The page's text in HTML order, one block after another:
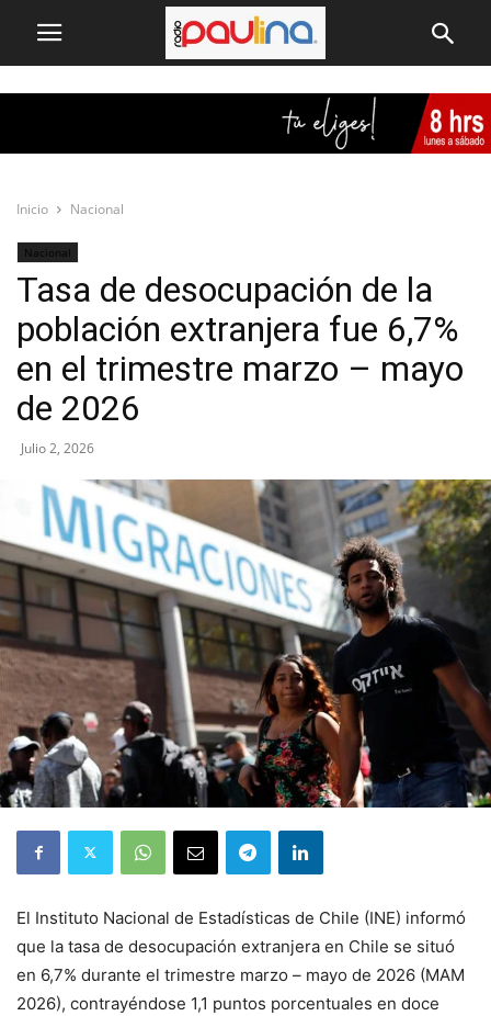
Inicio Nacional
Nacional
Tasa de desocupación de la
población extranjera fue 6,7%
en el trimestre marzo – mayo
de 2026
Julio 2, 2026
El Instituto Nacional de Estadísticas de Chile (INE) informó
que la tasa de desocupación extranjera en Chile se situó
en 6,7% durante el trimestre marzo – mayo de 2026 (MAM
2026), contrayéndose 1,1 puntos porcentuales en doce